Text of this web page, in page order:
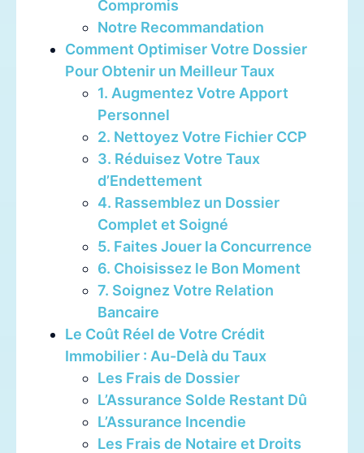
Compromis
Notre Recommandation
Comment Optimiser Votre Dossier
Pour Obtenir un Meilleur Taux
1. Augmentez Votre Apport
Personnel
2. Nettoyez Votre Fichier CCP
3. Réduisez Votre Taux
d’Endettement
4. Rassemblez un Dossier
Complet et Soigné
5. Faites Jouer la Concurrence
6. Choisissez le Bon Moment
7. Soignez Votre Relation
Bancaire
Le Coût Réel de Votre Crédit
Immobilier : Au-Delà du Taux
Les Frais de Dossier
L’Assurance Solde Restant Dû
L’Assurance Incendie
Les Frais de Notaire et Droits